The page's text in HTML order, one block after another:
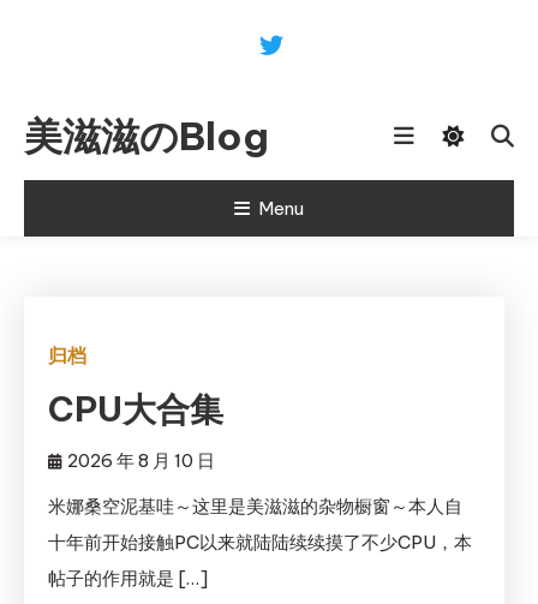
美滋滋のBlog
Menu
归档
CPU大合集
2026 年 8 月 10 日
米娜桑空泥基哇～这里是美滋滋的杂物橱窗～本人自
十年前开始接触PC以来就陆陆续续摸了不少CPU，本
帖子的作用就是 […]